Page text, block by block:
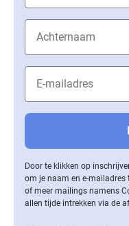
Door te klikken op
om je naam en e-mailadres
of meer mailings namens
allen tijde intrekken via de